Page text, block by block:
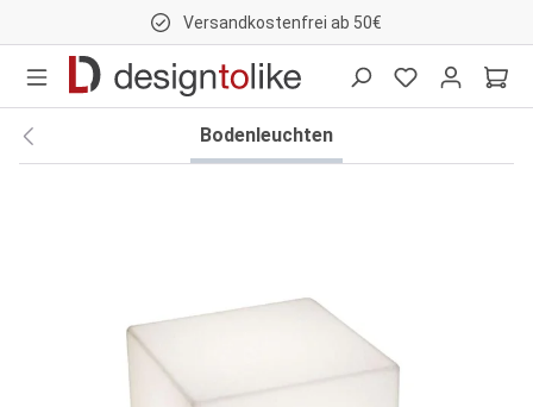
Versandkostenfrei ab 50€
Bodenleuchten